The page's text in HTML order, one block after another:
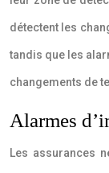
détectent les
tandis que les
changements de
Alarmes
Les assurances